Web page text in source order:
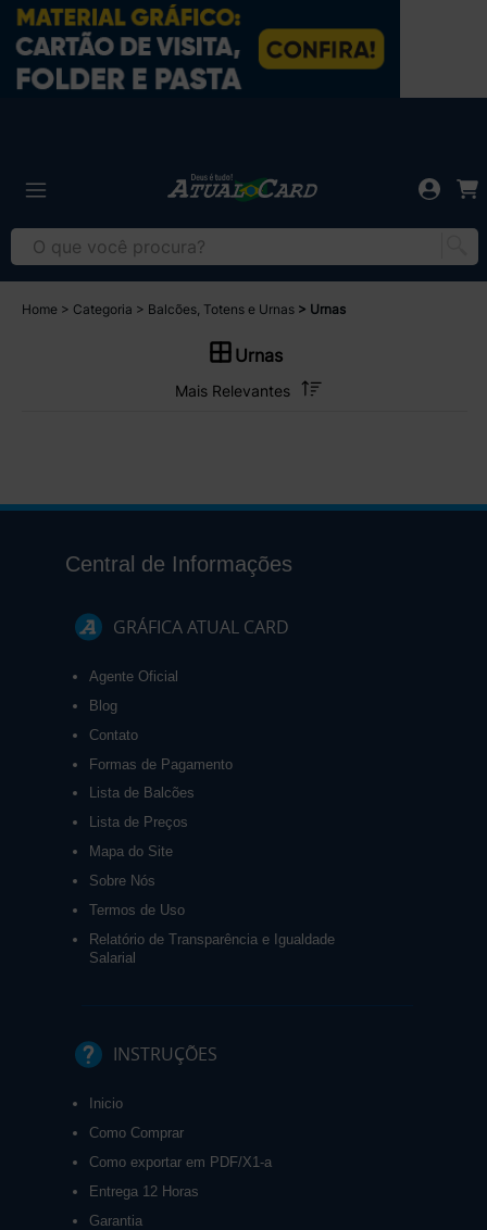
Home Categoria Balcões, Totens e Urnas Urnas
Urnas
Central de Informações
GRÁFICA ATUAL CARD
Agente Oficial
Blog
Contato
Formas de Pagamento
Lista de Balcões
Lista de Preços
Mapa do Site
Sobre Nós
Termos de Uso
Relatório de Transparência e Igualdade
Salarial
INSTRUÇÕES
Inicio
Como Comprar
Como exportar em PDF/X1-a
Entrega 12 Horas
Garantia